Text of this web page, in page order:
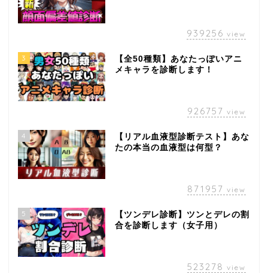
939256 view
3
【全50種類】あなたっぽいアニ
メキャラを診断します！
926757 view
4
【リアル血液型診断テスト】あな
たの本当の血液型は何型？
871957 view
5
【ツンデレ診断】ツンとデレの割
合を診断します（女子用）
523278 view